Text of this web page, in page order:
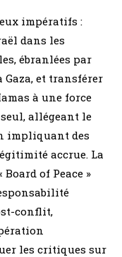
impératifs :
dans les
ébranlées par
et transférer
à une force
allégeant le
impliquant des
accrue. La
of Peace »
conflit,
les critiques sur